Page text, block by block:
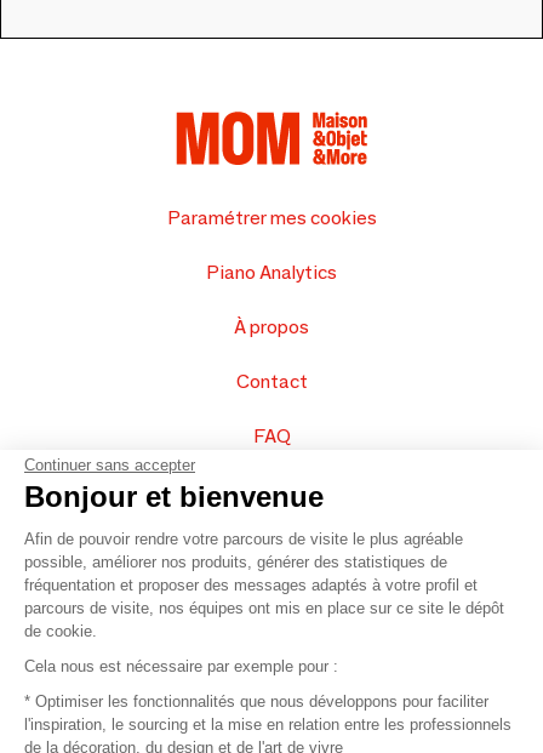
Paramétrer mes cookies
Piano Analytics
À propos
Contact
FAQ
Vendez vos produits
Plan du site
© 2016 –Organisation SAFI
Recrutement
Continuer sans accepter
Bonjour et bienvenue
Afin de pouvoir rendre votre parcours de visite le plus agréable
possible, améliorer nos produits, générer des statistiques de
fréquentation et proposer des messages adaptés à votre profil et
parcours de visite, nos équipes ont mis en place sur ce site le dépôt
de cookie.
Cela nous est nécessaire par exemple pour :
* Optimiser les fonctionnalités que nous développons pour faciliter
l'inspiration, le sourcing et la mise en relation entre les professionnels
de la décoration, du design et de l'art de vivre